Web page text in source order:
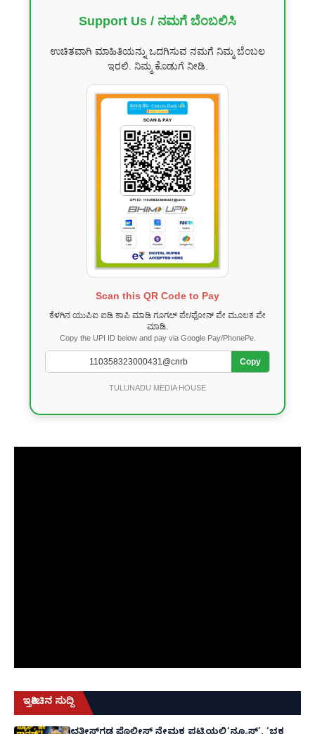
Support Us / ನಮಗೆ ಬೆಂಬಲಿಸಿ
ಉಚಿತವಾಗಿ ಮಾಹಿತಿಯನ್ನು ಒದಗಿಸುವ ನಮಗೆ ನಿಮ್ಮ ಬೆಂಬಲ
ಇರಲಿ. ನಿಮ್ಮ ಕೊಡುಗೆ ನೀಡಿ.
Scan this QR Code to Pay
ಕೆಳಗಿನ ಯುಪಿಐ ಐಡಿ ಕಾಪಿ ಮಾಡಿ ಗೂಗಲ್ ಪೇ/ಫೋನ್ ಪೇ ಮೂಲಕ ಪೇ
ಮಾಡಿ.
Copy the UPI ID below and pay via Google Pay/PhonePe.
Copy
TULUNADU MEDIA HOUSE
ಇತ್ತೀಚಿನ ಸುದ್ದಿ